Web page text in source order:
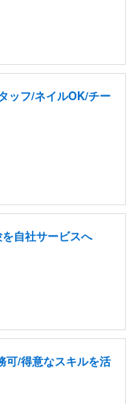
ッフ/ネイルOK/チー
自社サービスへ
可/得意なスキルを活